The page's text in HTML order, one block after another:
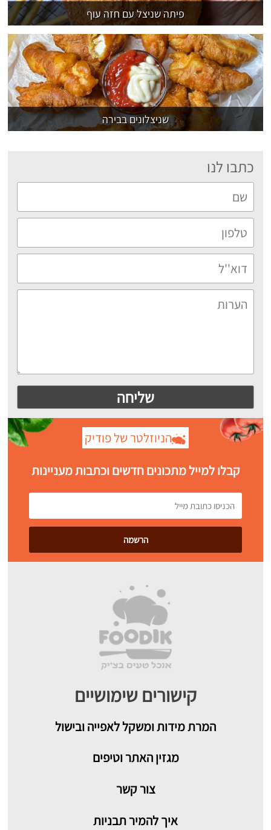
פיתה שניצל עם חזה עוף
שניצלונים בבירה
כתבו לנו
הניוזלטר של פודיק
קבלו למייל מתכונים חדשים וכתבות מעניינות
קישורים שימושיים
המרת מידות ומשקל לאפייה ובישול
מגזין האתר וטיפים
צור קשר
איך להמיר תבניות